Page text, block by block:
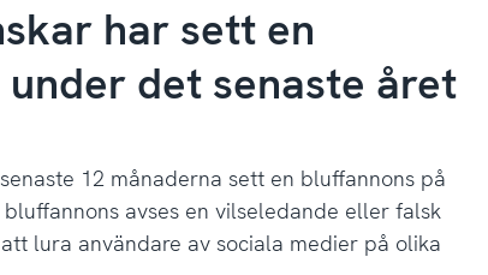
har sett en
det senaste året
12 månaderna sett en bluffannons på
avses en vilseledande eller falsk
lura användare av sociala medier på olika